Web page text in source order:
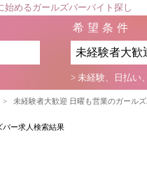
始めるガールズバーバイト探し
希望条件
> 未経験、日払い
> 未経験者大歓迎 日曜も営業のガール
バー求人検索結果